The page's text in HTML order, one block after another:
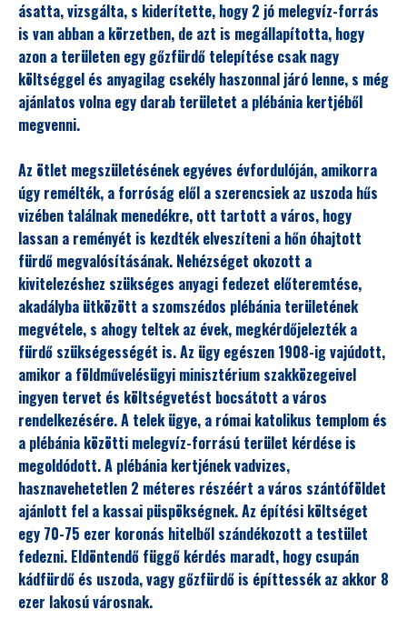
ásatta, vizsgálta, s kiderítette, hogy 2 jó melegvíz-forrás
is van abban a körzetben, de azt is megállapította, hogy
azon a területen egy gőzfürdő telepítése csak nagy
költséggel és anyagilag csekély haszonnal járó lenne, s még
ajánlatos volna egy darab területet a plébánia kertjéből
megvenni.
Az ötlet megszületésének egyéves évfordulóján, amikorra
úgy remélték, a forróság elől a szerencsiek az uszoda hűs
vizében találnak menedékre, ott tartott a város, hogy
lassan a reményét is kezdték elveszíteni a hőn óhajtott
fürdő megvalósításának. Nehézséget okozott a
kivitelezéshez szükséges anyagi fedezet előteremtése,
akadályba ütközött a szomszédos plébánia területének
megvétele, s ahogy teltek az évek, megkérdőjelezték a
fürdő szükségességét is. Az ügy egészen 1908-ig vajúdott,
amikor a földművelésügyi minisztérium szakközegeivel
ingyen tervet és költségvetést bocsátott a város
rendelkezésére. A telek ügye, a római katolikus templom és
a plébánia közötti melegvíz-forrású terület kérdése is
megoldódott. A plébánia kertjének vadvizes,
hasznavehetetlen 2 méteres részéért a város szántóföldet
ajánlott fel a kassai püspökségnek. Az építési költséget
egy 70-75 ezer koronás hitelből szándékozott a testület
fedezni. Eldöntendő függő kérdés maradt, hogy csupán
kádfürdő és uszoda, vagy gőzfürdő is építtessék az akkor 8
ezer lakosú városnak.